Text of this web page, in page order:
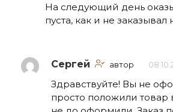
На следующий день
пуста, как и не заказывал
Сергей автор
Здравствуйте! Вы не
просто положили товар